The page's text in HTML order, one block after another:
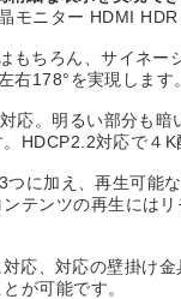
モニター HDMI
もちろん、サイネ
右178°を実現しま
応。明るい部分も
HDCP2.2対応で４K
に加え、再生可能
テンツの再生には
応、対応の壁掛け
が可能です。